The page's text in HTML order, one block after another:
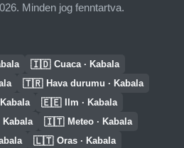
Minden jog fenntartva.
🇮🇩 Cuaca · Kabala
🇹🇷 Hava durumu · Kabala
🇪🇪 Ilm · Kabala
Kabala 🇮🇹 Meteo · Kabala
🇱🇹 Oras · Kabala